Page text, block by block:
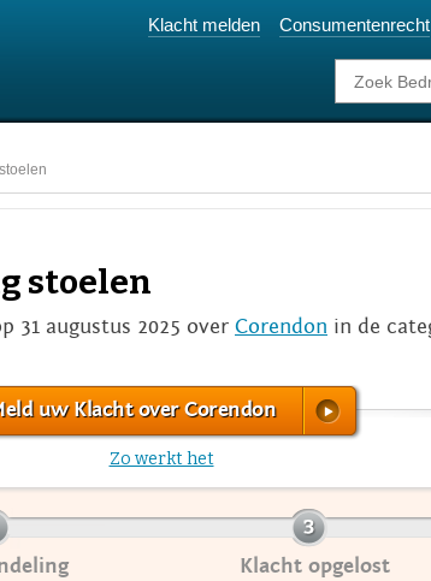
Klacht melden Consumentenrecht
stoelen
31 augustus 2025 over Corendon in de
uw Klacht over Corendon
Zo werkt het
Klacht opgelost